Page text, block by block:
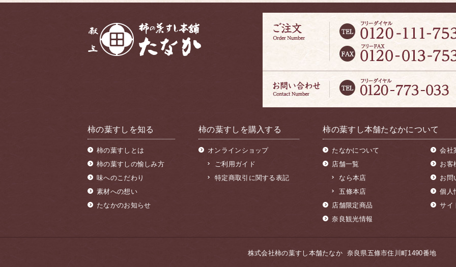
柿の葉すしを知る
柿の葉すしとは
柿の葉すしの愉しみ方
味へのこだわり
素材への想い
たなかのお知らせ
柿の葉すしを購入する
オンラインショップ
ご利用ガイド
特定商取引に関する表記
柿の葉すし本舗たなかについて
たなかについて
店舗一覧
なら本店
五條本店
店舗限定商品
奈良観光情報
会社
お客
お問
個人
サイ
株式会社柿の葉すし本舗たなか 奈良県五條市住川町1490番地